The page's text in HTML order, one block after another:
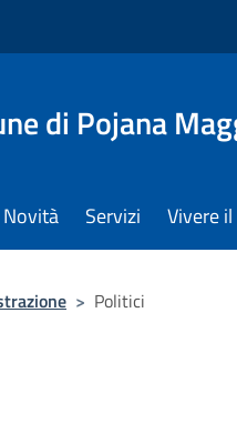
di Pojana
Novità Servizi Vivere
> Politici